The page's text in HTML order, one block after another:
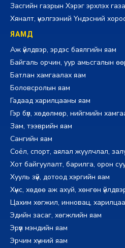
Засгийн газрын Хэрэг эрхлэх
Хяналт, үнэлгээний Үндэсний
ЯАМД
Аж үйлдвэр, эрдэс баялгийн яам
Байгаль орчин, уур амьсгалын
Батлан хамгаалах яам
Боловсролын яам
Гадаад харилцааны яам
Гэр бүл, хөдөлмөр, нийгмийн
Зам, тээврийн яам
Сангийн яам
Соёл, спорт, аялал жуулчлал,
Хот байгуулалт, барилга, орон
Хууль зүй, дотоод хэргийн яам
Хүнс, хөдөө аж ахуй, хөнгөн
Цахим хөгжил, инновац,
Эдийн засаг, хөгжлийн яам
Эрүүл мэндийн яам
Эрчим хүчний яам